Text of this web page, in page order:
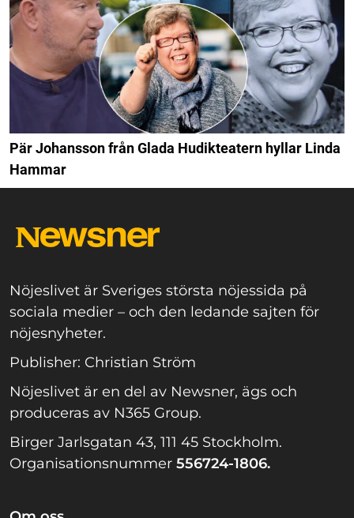
Pär Johansson från Glada Hudikteatern hyllar Linda
Hammar
Nöjeslivet är Sveriges största nöjessida på
sociala medier – och den ledande sajten för
nöjesnyheter.
Publisher: Christian Ström
Nöjeslivet är en del av Newsner, ägs och
produceras av N365 Group.
Birger Jarlsgatan 43, 111 45 Stockholm.
Organisationsnummer 556724-1806.